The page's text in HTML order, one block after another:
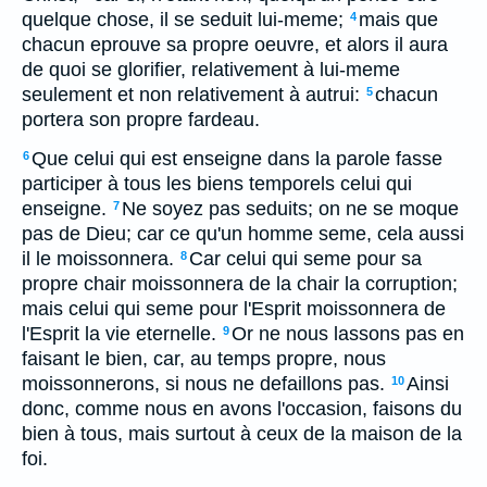
quelque chose, il se seduit lui-meme; 4 mais que
chacun eprouve sa propre oeuvre, et alors il aura
de quoi se glorifier, relativement à lui-meme
seulement et non relativement à autrui: 5chacun
portera son propre fardeau.
6Que celui qui est enseigne dans la parole fasse
participer à tous les biens temporels celui qui
enseigne. 7 Ne soyez pas seduits; on ne se moque
pas de Dieu; car ce qu'un homme seme, cela aussi
il le moissonnera. 8 Car celui qui seme pour sa
propre chair moissonnera de la chair la corruption;
mais celui qui seme pour l'Esprit moissonnera de
l'Esprit la vie eternelle. 9Or ne nous lassons pas en
faisant le bien, car, au temps propre, nous
moissonnerons, si nous ne defaillons pas. 10Ainsi
donc, comme nous en avons l'occasion, faisons du
bien à tous, mais surtout à ceux de la maison de la
foi.